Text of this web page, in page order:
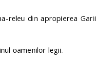
releu din apropierea Garii
oamenilor legii.